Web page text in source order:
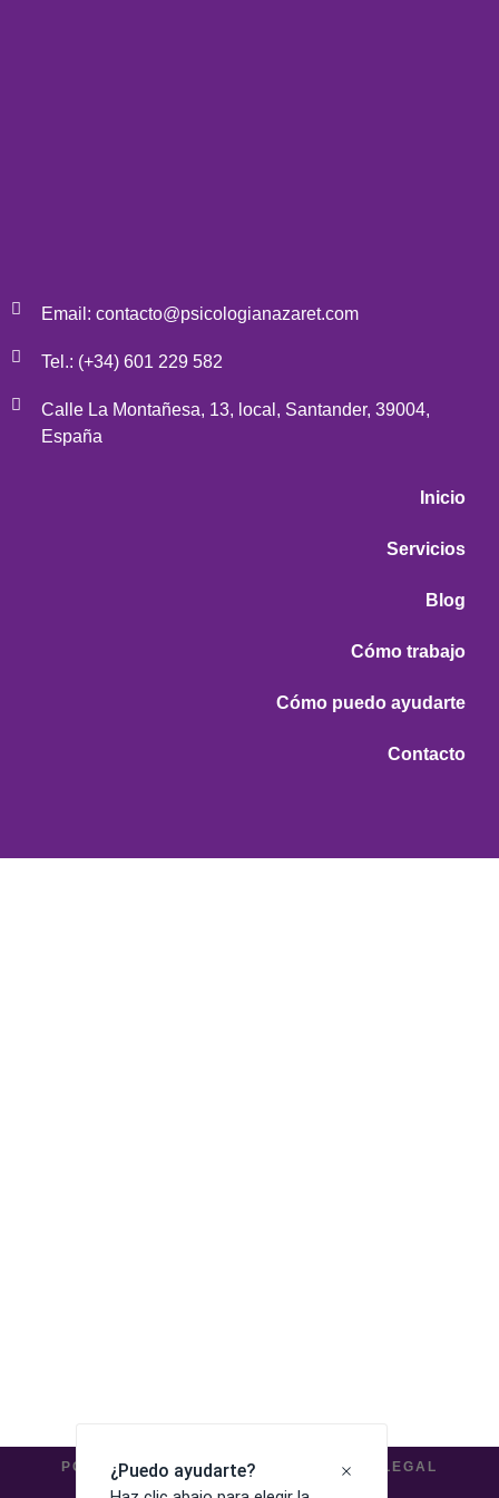
Email: contacto@psicologianazaret.com
Tel.: (+34) 601 229 582
Calle La Montañesa, 13, local, Santander, 39004,
España
Inicio
Servicios
Blog
Cómo trabajo
Cómo puedo ayudarte
Contacto
POLÍTICA DE PRIVACIDAD AVISO LEGAL